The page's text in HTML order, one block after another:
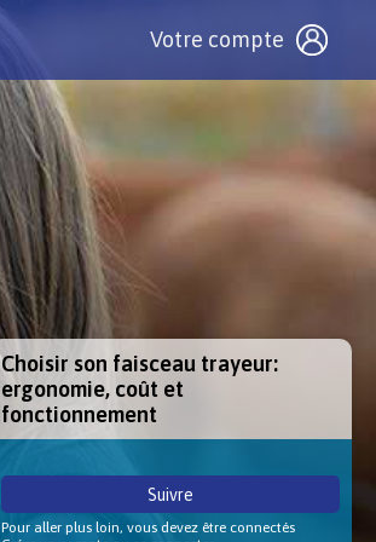
Votre compte
Choisir son faisceau trayeur:
ergonomie, coût et
fonctionnement
Suivre
Pour aller plus loin, vous devez être connectés